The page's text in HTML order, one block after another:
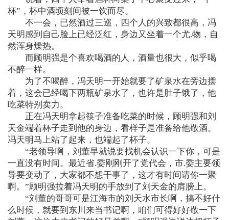
杯”，杯中酒顷刻间被一饮而尽。
不一会，已然酒过三巡，四个人的兴致都很高，冯
天明感到自己脸上已经泛红，身边又坐着一个尤.物，自
然浑身燥热。
而顾明强是个喜欢喝酒的人，酒量也很大，似乎喝
不醉一样。
为了不喝醉，冯天明一开始就要了矿泉水在旁边摆
着，这会已经喝下两瓶矿泉水了，也许是肚子饿了，他
吃菜特别卖力。
正在冯天明拿起筷子准备吃菜的时候，顾明强和刘
天金端着杯子走到他的身边，看样子是准备给他敬酒。
冯天明马上站了起来，也端起了杯子。
“老领导啊，刘董早就说要找机会认识一下你，可是
一直没有时间。最近省.委刚刚开了党代会，市.委主要领
导要变动了，大家都不想干事了，这才有时间请你一聚
啊。”顾明强拉着冯天明的手放到了刘天金的肩膀上。
“刘董的哥哥可是江海市的刘天水市长啊，搞不好什
么时候，就要到东川来当书记啊，咱们可得好好敬一下